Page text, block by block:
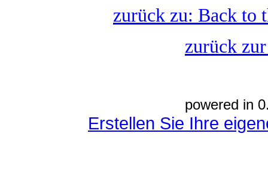
zurück zu: Back to
zurück
powered in
Erstellen Sie Ihre